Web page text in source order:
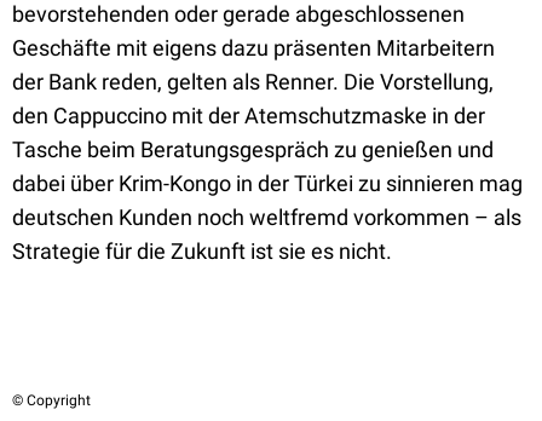
bevorstehenden oder gerade abgeschlossenen
Geschäfte mit eigens dazu präsenten Mitarbeitern
der Bank reden, gelten als Renner. Die Vorstellung,
den Cappuccino mit der Atemschutzmaske in der
Tasche beim Beratungsgespräch zu genießen und
dabei über Krim-Kongo in der Türkei zu sinnieren mag
deutschen Kunden noch weltfremd vorkommen – als
Strategie für die Zukunft ist sie es nicht.
© Copyright